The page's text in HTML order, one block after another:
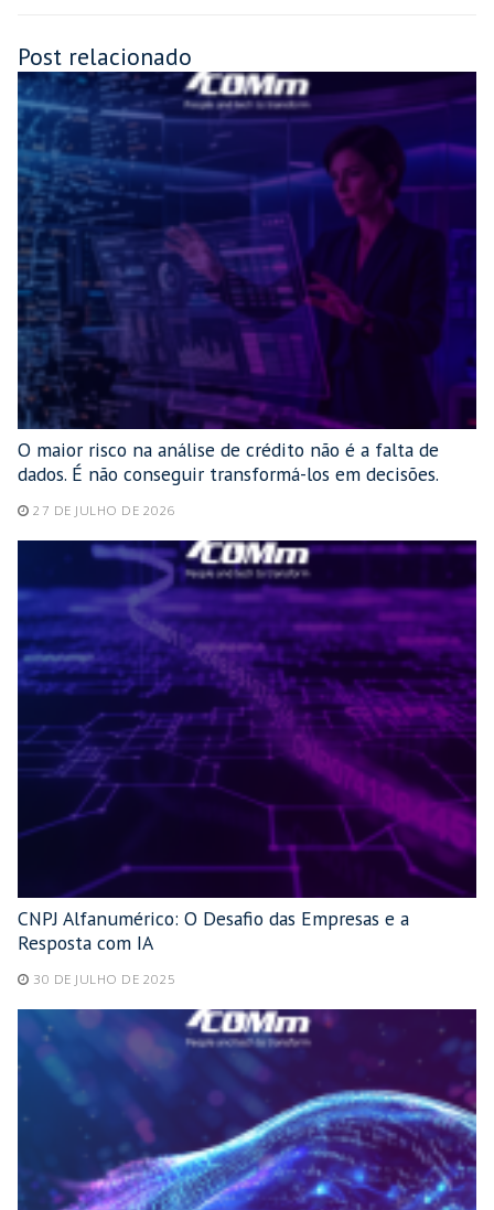
Post relacionado
O maior risco na análise de crédito não é a falta de
dados. É não conseguir transformá-los em decisões.
27 DE JULHO DE 2026
CNPJ Alfanumérico: O Desafio das Empresas e a
Resposta com IA
30 DE JULHO DE 2025